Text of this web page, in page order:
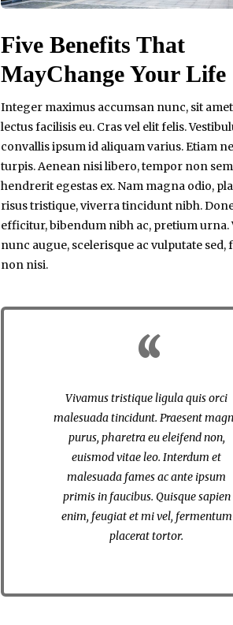
Five Benefits That
MayChange Your Life
Integer maximus accumsan nunc, sit
lectus facilisis eu. Cras vel elit felis.
convallis ipsum id aliquam varius. Etiam
turpis. Aenean nisi libero, tempor non
hendrerit egestas ex. Nam magna odio,
risus tristique, viverra tincidunt nibh.
efficitur, bibendum nibh ac, pretium urna.
nunc augue, scelerisque ac vulputate
non nisi.
Vivamus tristique ligula quis orci
malesuada tincidunt. Praesent
purus, pharetra eu eleifend non,
euismod vitae leo. Interdum et
malesuada fames ac ante ipsum
primis in faucibus. Quisque sapien
enim, feugiat et mi vel, fermentum
placerat tortor.